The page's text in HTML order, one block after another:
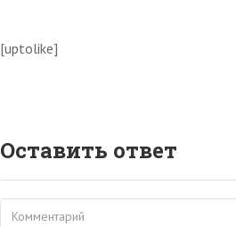
[uptolike]
Оставить ответ